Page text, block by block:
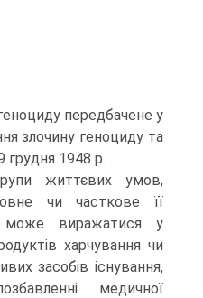
передбачене у
злочину геноциду та
грудня 1948 р.
життєвих умов,
чи часткове її
може виражатися у
харчування чи
засобів існування,
медичної